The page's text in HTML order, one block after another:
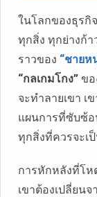
ในโลกของธุรกิ
ทุกสิ่ง ทุกย่างก้
ราวของ “ชายห
“กลเกมโกง” ขอ
จะทำลายเขา เ
แผนการที่ซับซ้อ
ทุกสิ่งที่ควรจะเ
การหักหลังที่โห
เขาต้องเปลี่ยน